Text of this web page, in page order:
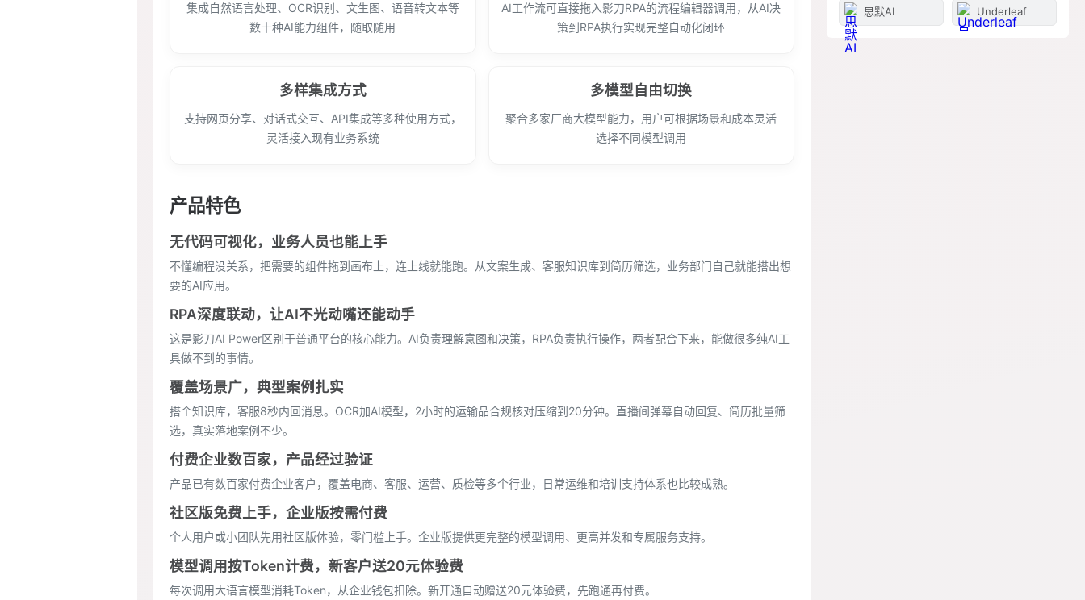
集成自然语言处理、OCR识别、文生图、语音转文本等
数十种AI能力组件，随取随用
AI工作流可直接拖入影刀RPA的流程编辑器调用，从AI决
策到RPA执行实现完整自动化闭环
多样集成方式
支持网页分享、对话式交互、API集成等多种使用方式，
灵活接入现有业务系统
多模型自由切换
聚合多家厂商大模型能力，用户可根据场景和成本灵活
选择不同模型调用
产品特色
无代码可视化，业务人员也能上手
不懂编程没关系，把需要的组件拖到画布上，连上线就能跑。从文案生成、客服知识库到简历筛选，业务部门自己就能搭出想
要的AI应用。
RPA深度联动，让AI不光动嘴还能动手
这是影刀AI Power区别于普通平台的核心能力。AI负责理解意图和决策，RPA负责执行操作，两者配合下来，能做很多纯AI工
具做不到的事情。
覆盖场景广，典型案例扎实
搭个知识库，客服8秒内回消息。OCR加AI模型，2小时的运输品合规核对压缩到20分钟。直播间弹幕自动回复、简历批量筛
选，真实落地案例不少。
付费企业数百家，产品经过验证
产品已有数百家付费企业客户，覆盖电商、客服、运营、质检等多个行业，日常运维和培训支持体系也比较成熟。
社区版免费上手，企业版按需付费
个人用户或小团队先用社区版体验，零门槛上手。企业版提供更完整的模型调用、更高并发和专属服务支持。
模型调用按Token计费，新客户送20元体验费
每次调用大语言模型消耗Token，从企业钱包扣除。新开通自动赠送20元体验费，先跑通再付费。
思默AI Underleaf